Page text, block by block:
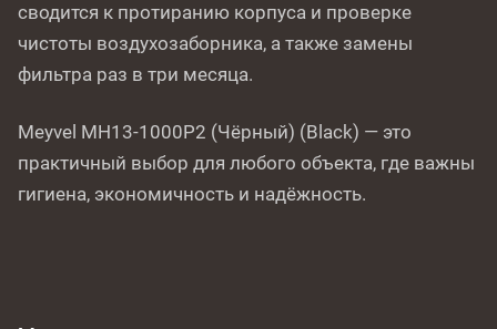
сводится к протиранию корпуса и проверке
чистоты воздухозаборника, а также замены
фильтра раз в три месяца.
Meyvel MH13-1000P2 (Чёрный) (Black) — это
практичный выбор для любого объекта, где важны
гигиена, экономичность и надёжность.